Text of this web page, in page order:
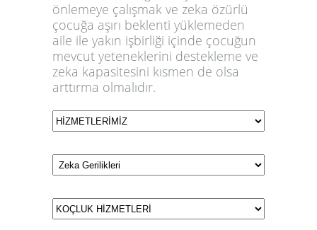
önlemeye çalışmak ve zeka özürlü
çocuğa aşırı beklenti yüklemeden
aile ile yakın işbirliği içinde çocuğun
mevcut yeteneklerini destekleme ve
zeka kapasitesini kısmen de olsa
arttırma olmalıdır.